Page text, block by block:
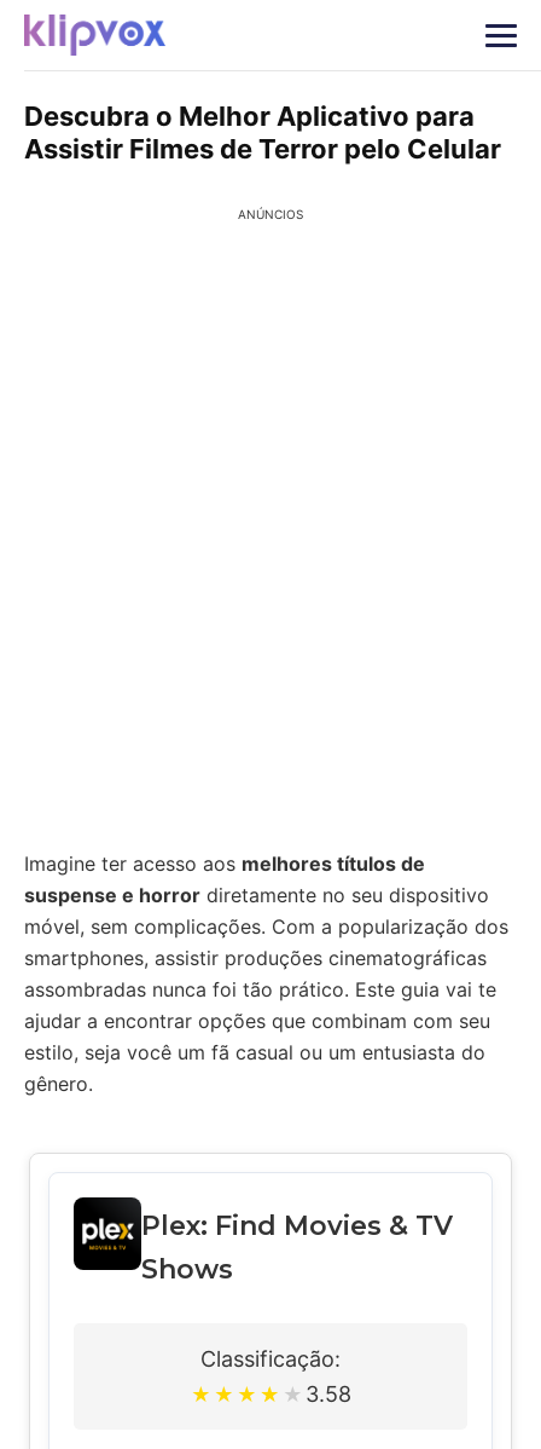
Descubra o Melhor Aplicativo para
Assistir Filmes de Terror pelo Celular
ANÚNCIOS
Imagine ter acesso aos melhores títulos de
suspense e horror diretamente no seu dispositivo
móvel, sem complicações. Com a popularização dos
smartphones, assistir produções cinematográficas
assombradas nunca foi tão prático. Este guia vai te
ajudar a encontrar opções que combinam com seu
estilo, seja você um fã casual ou um entusiasta do
gênero.
Plex: Find Movies & TV
Shows
Classificação:
★ ★ ★ ★ ★ 3.58